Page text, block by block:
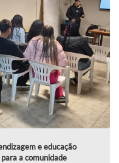
e educação
a comunidade